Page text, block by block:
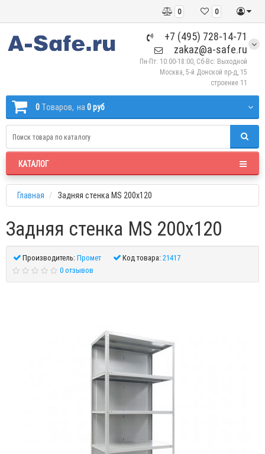
0
0
+7 (495) 728-14-71
zakaz@a-safe.ru
Пн-Пт: 10:00-18:00, Сб-Вс: Выходной
Москва, 5-й Донской пр-д, 15
строение 11
0 Tоваров, на 0 руб
КАТАЛОГ
Главная Задняя стенка MS 200x120
Задняя стенка MS 200x120
Производитель:Промет Код товара:21417
0 отзывов